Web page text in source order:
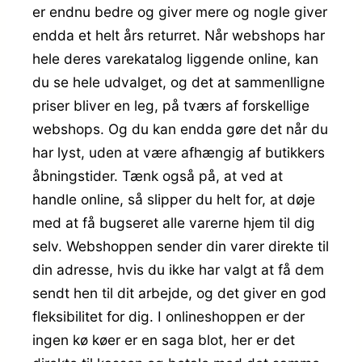
er endnu bedre og giver mere og nogle giver
endda et helt års returret. Når webshops har
hele deres varekatalog liggende online, kan
du se hele udvalget, og det at sammenlligne
priser bliver en leg, på tværs af forskellige
webshops. Og du kan endda gøre det når du
har lyst, uden at være afhængig af butikkers
åbningstider. Tænk også på, at ved at
handle online, så slipper du helt for, at døje
med at få bugseret alle varerne hjem til dig
selv. Webshoppen sender din varer direkte til
din adresse, hvis du ikke har valgt at få dem
sendt hen til dit arbejde, og det giver en god
fleksibilitet for dig. I onlineshoppen er der
ingen kø køer er en saga blot, her er det